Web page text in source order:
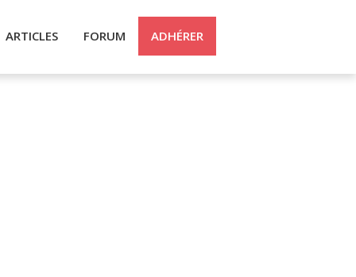
ARTICLES FORUM ADHÉRER